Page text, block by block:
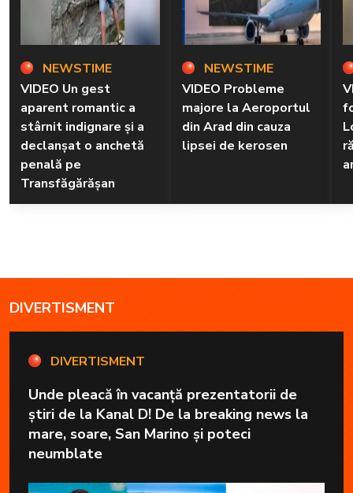
NEWSTIME
VIDEO Un gest
aparent romantic a
stârnit indignare și a
declanșat o anchetă
penală pe
Transfăgărășan
NEWSTIME
VIDEO Probleme
majore la Aeroportul
din Arad din cauza
lipsei de kerosen
DIVERTISMENT
DIVERTISMENT
Unde pleacă în vacanță prezentatorii de
știri de la Kanal D! De la breaking news la
mare, soare, San Marino și poteci
neumblate